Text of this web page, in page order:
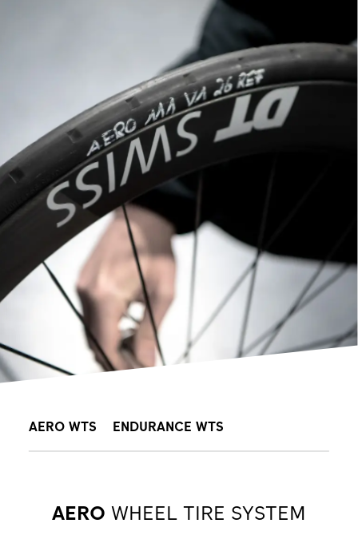
AERO WTS ENDURANCE WTS
AERO WHEEL TIRE SYSTEM